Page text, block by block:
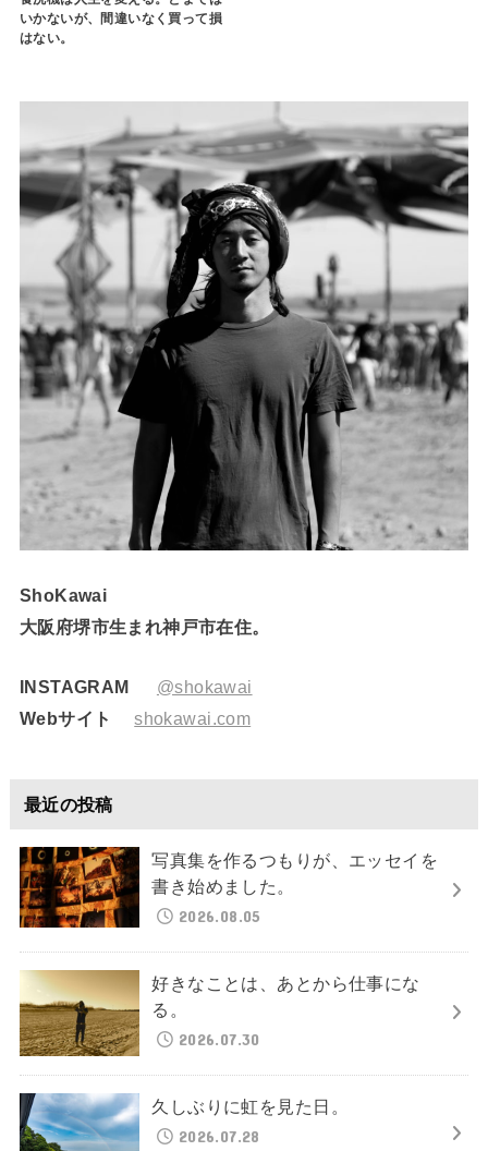
いかないが、間違いなく買って損
はない。
ShoKawai
大阪府堺市生まれ神戸市在住。
INSTAGRAM
@shokawai
Webサイト
shokawai.com
最近の投稿
写真集を作るつもりが、エッセイを
書き始めました。
2026.08.05
好きなことは、あとから仕事にな
る。
2026.07.30
久しぶりに虹を見た日。
2026.07.28